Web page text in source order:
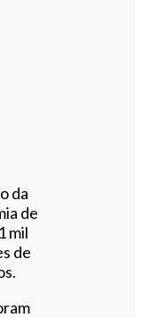
da
de
mil
de